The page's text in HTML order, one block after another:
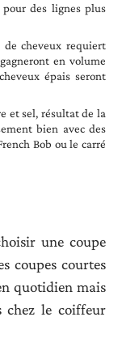
des lignes plus
de cheveux requiert
en volume
épais seront
et sel, résultat de la
bien avec des
Bob ou le carré
une coupe
coupes courtes
quotidien mais
chez le coiffeur